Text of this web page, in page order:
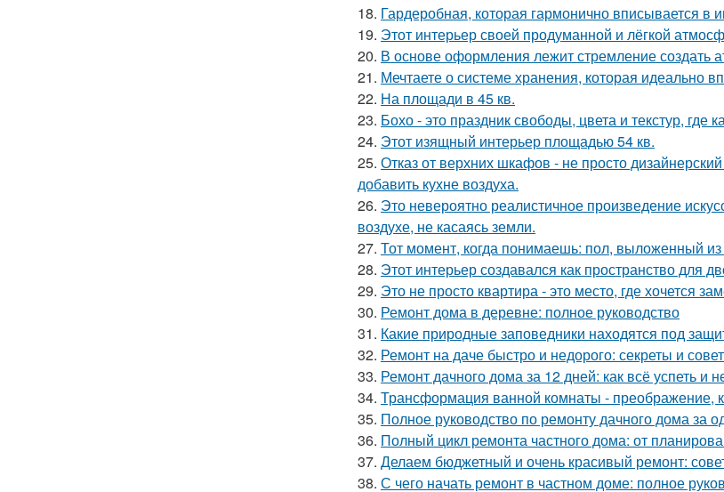
18. Гардеробная, которая гармонично вписывается в
19. Этот интерьер своей продуманной и лёгкой
20. В основе оформления лежит стремление создать
21. Мечтаете о системе хранения, которая идеально
22. На площади в 45 кв.
23. Бохо - это праздник свободы, цвета и текстур,
24. Этот изящный интерьер площадью 54 кв.
25. Отказ от верхних шкафов - не просто
добавить кухне воздуха.
26. Это невероятно реалистичное произведение
воздухе, не касаясь земли.
27. Тот момент, когда понимаешь: пол, выложенный
28. Этот интерьер создавался как пространство для
29. Это не просто квартира - это место, где хочется
30. Ремонт дома в деревне: полное руководство
31. Какие природные заповедники находятся под
32. Ремонт на даче быстро и недорого: секреты и
33. Ремонт дачного дома за 12 дней: как всё успеть и
34. Трансформация ванной комнаты - преображение,
35. Полное руководство по ремонту дачного дома за
36. Полный цикл ремонта частного дома: от
37. Делаем бюджетный и очень красивый ремонт:
38. С чего начать ремонт в частном доме: полное